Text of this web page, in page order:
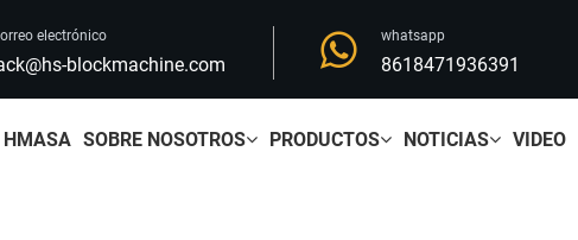
electrónico
blockmachine.com
whatsapp
8618471936391
HMASA SOBRE NOSOTROS PRODUCTOS NOTICIAS VIDEO